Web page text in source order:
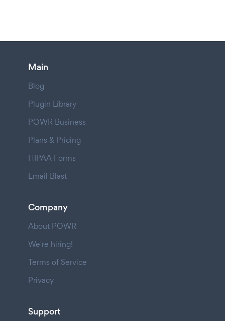
Main
Blog
Plugin Library
POWR Business
Plans & Pricing
HIPAA Forms
Email Blast
Company
About POWR
We're hiring!
Terms of Service
Privacy
Support